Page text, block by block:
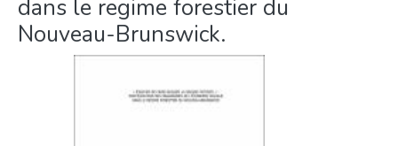
dans le regime forestier du
Nouveau-Brunswick.